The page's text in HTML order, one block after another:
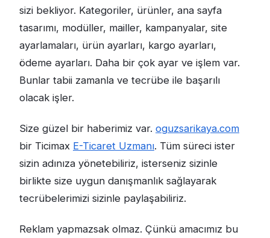
sizi bekliyor. Kategoriler, ürünler, ana sayfa
tasarımı, modüller, mailler, kampanyalar, site
ayarlamaları, ürün ayarları, kargo ayarları,
ödeme ayarları. Daha bir çok ayar ve işlem var.
Bunlar tabii zamanla ve tecrübe ile başarılı
olacak işler.
Size güzel bir haberimiz var. oguzsarikaya.com
bir Ticimax E-Ticaret Uzmanı. Tüm süreci ister
sizin adınıza yönetebiliriz, isterseniz sizinle
birlikte size uygun danışmanlık sağlayarak
tecrübelerimizi sizinle paylaşabiliriz.
Reklam yapmazsak olmaz. Çünkü amacımız bu